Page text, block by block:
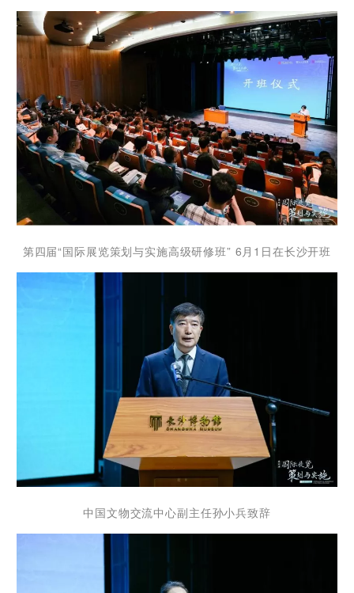
第四届“国际展览策划与实施高级研修班” 6月1日在长沙开班
中国文物交流中心副主任孙小兵致辞